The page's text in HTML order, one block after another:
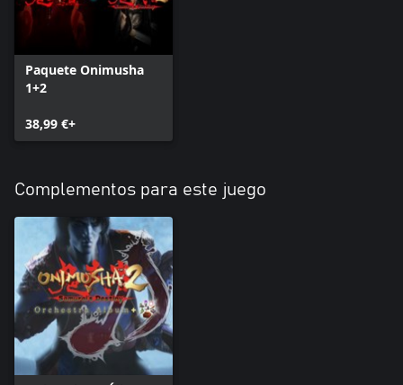
Paquete Onimusha
1+2
38,99 €+
Complementos para este juego